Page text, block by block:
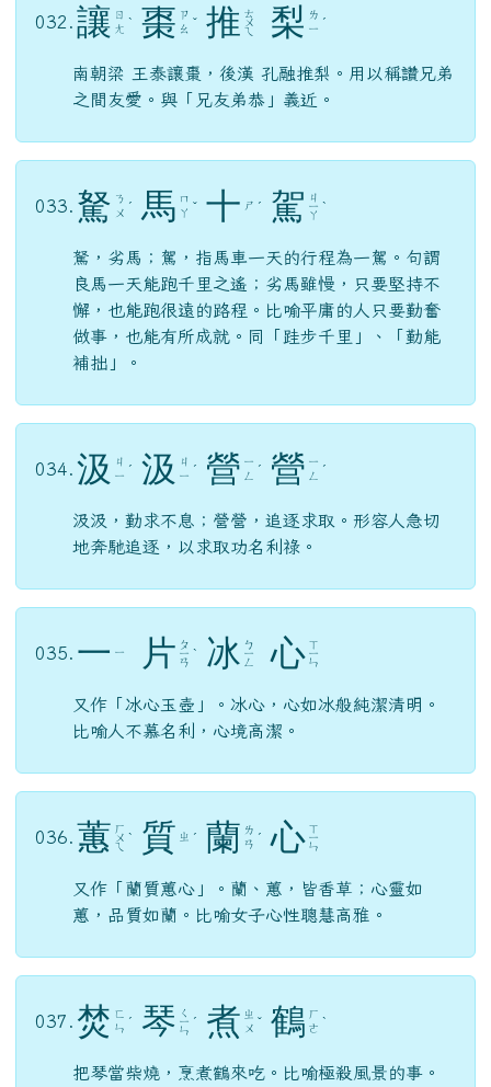
032. 讓 ㄖ
ㄤ ˋ 棗 ㄗ
ㄠ ˇ 推 ㄊ
ㄨ
ㄟ 梨 ㄌ
ㄧ ˊ
南朝梁 王泰讓棗，後漢 孔融推梨。用以稱讚兄弟
之間友愛。與「兄友弟恭」義近。
033. 駑 ㄋ
ㄨ ˊ 馬 ㄇ
ㄚ ˇ 十 ㄕ ˊ 駕 ㄐ
ㄧ
ㄚ
ˋ
駑，劣馬；駕，指馬車一天的行程為一駕。句謂
良馬一天能跑千里之遙；劣馬雖慢，只要堅持不
懈，也能跑很遠的路程。比喻平庸的人只要勤奮
做事，也能有所成就。同「跬步千里」、「勤能
補拙」。
034. 汲
ㄐ
ㄧ ˊ 汲
ㄐ
ㄧ ˊ 營 ㄧ
ㄥ
ˊ 營 ㄧ
ㄥ
ˊ
汲汲，勤求不息；營營，追逐求取。形容人急切
地奔馳追逐，以求取功名利祿。
035. 一 ㄧ 片 ㄆ
ㄧ
ㄢ
ˋ 冰 ㄅ
ㄧ
ㄥ 心 ㄒ
ㄧ
ㄣ
又作「冰心玉壺」。冰心，心如冰般純潔清明。
比喻人不慕名利，心境高潔。
036. 蕙 ㄏ
ㄨ
ㄟ
ˋ 質 ㄓ ˊ 蘭 ㄌ
ㄢ ˊ 心 ㄒ
ㄧ
ㄣ
又作「蘭質蕙心」。蘭、蕙，皆香草；心靈如
蕙，品質如蘭。比喻女子心性聰慧高雅。
037. 焚 ㄈ
ㄣ ˊ 琴 ㄑ
ㄧ
ㄣ
ˊ 煮 ㄓ
ㄨ ˇ 鶴 ㄏ
ㄜ ˋ
把琴當柴燒，烹煮鶴來吃。比喻極殺風景的事。